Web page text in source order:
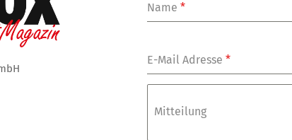
Name*
E-Mail Adresse*
Mitteilung